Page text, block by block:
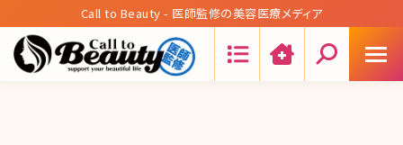
Call to Beauty - 医師監修の美容医療メディア